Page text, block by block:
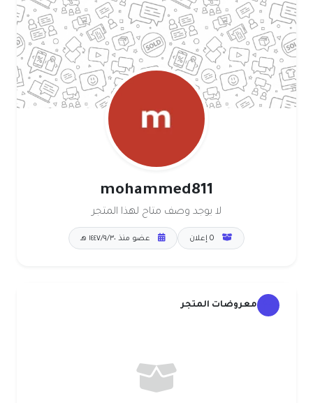
mohammed811
لا يوجد وصف متاح لهذا المتجر
عضو منذ ٣٠‏/٩‏/١٤٤٧ هـ
معروضات المتجر